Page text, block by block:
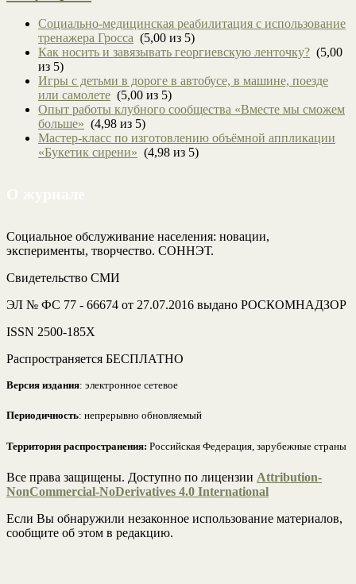
Социально-медицинская реабилитация с использование
тренажера Гросса (5,00 из 5)
Как носить и завязывать георгиевскую ленточку? (5,00
из 5)
Игры с детьми в дороге в автобусе, в машине, поезде
или самолете (5,00 из 5)
Опыт работы клубного сообщества «Вместе мы сможем
больше» (4,98 из 5)
Мастер-класс по изготовлению объёмной аппликации
«Букетик сирени» (4,98 из 5)
Социальное обслуживание населения: новации,
эксперименты, творчество. СОННЭТ.
Свидетельство СМИ
ЭЛ № ФС 77 - 66674 от 27.07.2016 выдано РОСКОМНАДЗОР
ISSN 2500-185Х
Распространяется БЕСПЛАТНО
Версия издания: электронное сетевое
Периодичность: непрерывно обновляемый
Территория распространения: Российская Федерация, зарубежные страны
Все права защищены. Доступно по лицензии Attribution-
NonCommercial-NoDerivatives 4.0 International
Если Вы обнаружили незаконное использование материалов,
сообщите об этом в редакцию.